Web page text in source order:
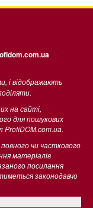
і відображають
на сайті,
для пошукових
ProfiDOM.com.ua.
чи часткового
матеріалів
посилання
законодавчо